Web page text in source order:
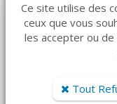
Ce site utilise des
ceux que vous
les accepter ou
Tout